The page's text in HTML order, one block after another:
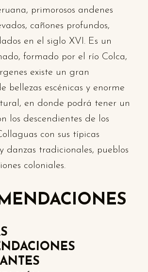
primorosos andenes
cañones profundos,
en el siglo XVI. Es un
formado por el río Colca,
existe un gran
bellezas escénicas y enorme
en donde podrá tener un
los descendientes de los
con sus típicas
danzas tradicionales, pueblos
coloniales.